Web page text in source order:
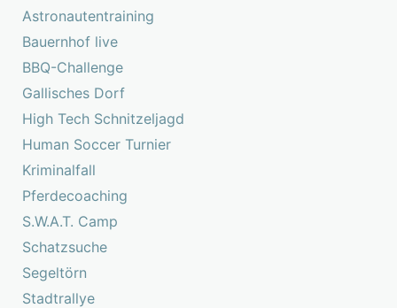
Astronautentraining
Bauernhof live
BBQ-Challenge
Gallisches Dorf
High Tech Schnitzeljagd
Human Soccer Turnier
Kriminalfall
Pferdecoaching
S.W.A.T. Camp
Schatzsuche
Segeltörn
Stadtrallye